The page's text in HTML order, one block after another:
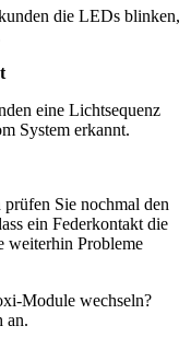
die LEDs blinken,
eine Lichtsequenz
System erkannt.
Sie nochmal den
ein Federkontakt die
weiterhin Probleme
Module wechseln?
an.